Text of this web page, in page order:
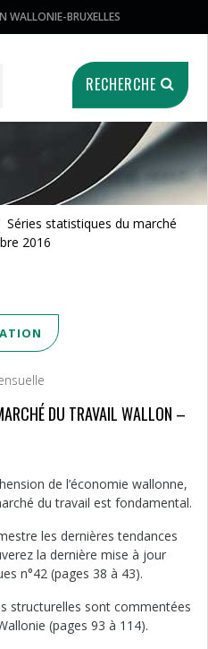
WALLONIE-BRUXELLES
RECHERCHE
Séries statistiques du marché
2016
DU TRAVAIL WALLON –
de l’économie wallonne,
du travail est fondamental.
les dernières tendances
la dernière mise à jour
n°42 (pages 38 à 43).
structurelles sont commentées
(pages 93 à 114).